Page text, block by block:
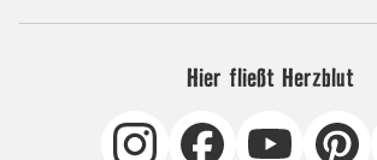
Hier fließt Herzblut